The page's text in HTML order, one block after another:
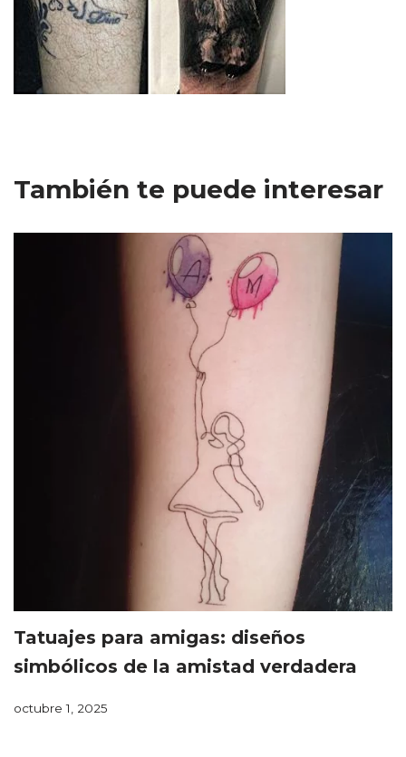
También te puede interesar
Tatuajes para amigas: diseños
simbólicos de la amistad verdadera
octubre 1, 2025